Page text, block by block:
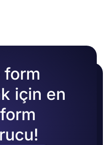
form
için en